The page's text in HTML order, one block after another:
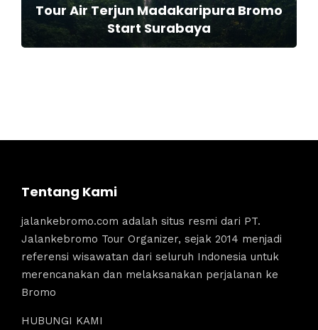
Tour Air Terjun Madakaripura Bromo
Start Surabaya
Tentang Kami
jalankebromo.com adalah situs resmi dari PT.
Jalankebromo Tour Organizer, sejak 2014 menjadi
referensi wisawatan dari seluruh Indonesia untuk
merencanakan dan melaksanakan perjalanan ke
Bromo
HUBUNGI KAMI